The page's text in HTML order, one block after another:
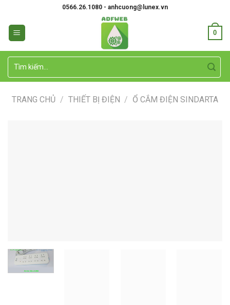
content
0566.26.1080 - anhcuong@lunex.vn
0
Tìm
TRANG CHỦ / THIẾT BỊ ĐIỆN / Ổ CẮM ĐIỆN SINDARTA